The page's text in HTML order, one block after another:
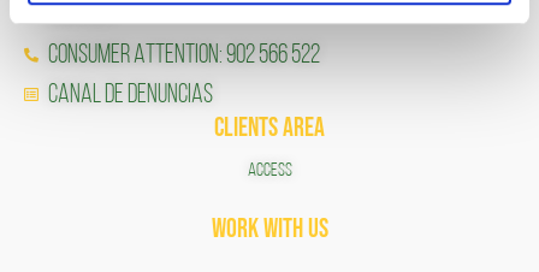
CONTACT
CONSUMER ATTENTION: 902 566 522
Canal de Denuncias
CLIENTS AREA
ACCESS
Work with us